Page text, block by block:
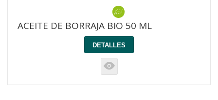
ACEITE DE BORRAJA BIO 50 ML
DETALLES
K